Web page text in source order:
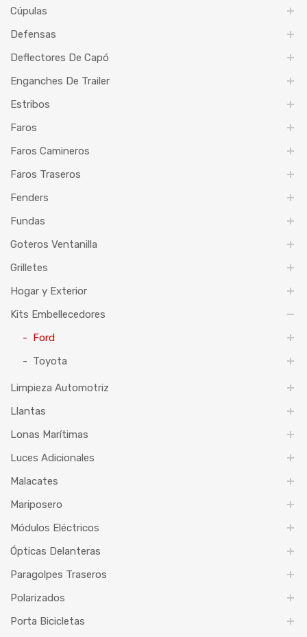
Cúpulas
Defensas
Deflectores De Capó
Enganches De Trailer
Estribos
Faros
Faros Camineros
Faros Traseros
Fenders
Fundas
Goteros Ventanilla
Grilletes
Hogar y Exterior
Kits Embellecedores
Ford
Toyota
Limpieza Automotriz
Llantas
Lonas Marítimas
Luces Adicionales
Malacates
Mariposero
Módulos Eléctricos
Ópticas Delanteras
Paragolpes Traseros
Polarizados
Porta Bicicletas